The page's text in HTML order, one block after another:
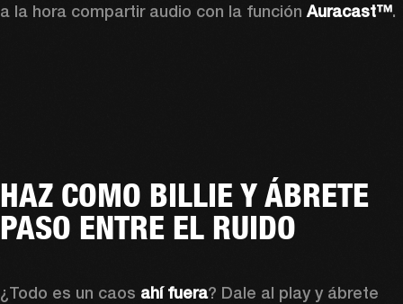
a la hora compartir audio con la función Auracast™.
HAZ COMO BILLIE Y ÁBRETE
PASO ENTRE EL RUIDO
¿Todo es un caos ahí fuera? Dale al play y ábrete